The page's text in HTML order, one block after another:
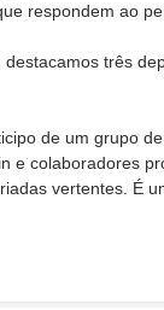
respondem ao
três
de um grupo
e colaboradores
vertentes. É